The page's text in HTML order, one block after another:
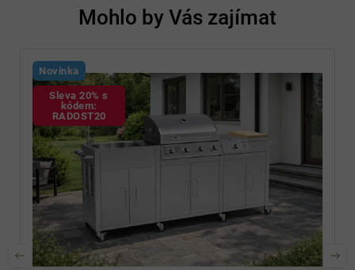
Mohlo by Vás zajímat
Novinka
Sleva 20% s
kódem:
RADOST20